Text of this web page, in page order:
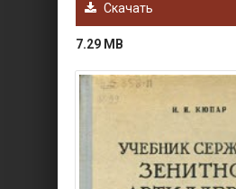
Скачать
7.29 MB